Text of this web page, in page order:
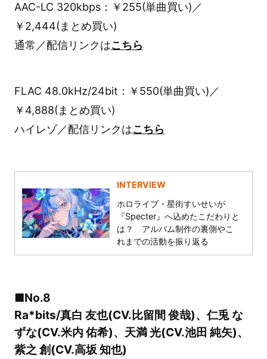
AAC-LC 320kbps：￥255(単曲買い)／
￥2,444(まとめ買い)
通常／配信リンクはこちら
FLAC 48.0kHz/24bit：￥550(単曲買い)／
￥4,888(まとめ買い)
ハイレゾ／配信リンクはこちら
INTERVIEW
ホロライブ・星街すいせいが
『Specter』へ込めたこだわりと
は？ アルバム制作の裏側やこ
れまでの活動を振り返る
■No.8
Ra*bits/真白 友也(CV.比留間 俊哉)、仁兎 な
ずな(CV.米内 佑希)、天満 光(CV.池田 純矢)、
紫之 創(CV.高坂 知也)